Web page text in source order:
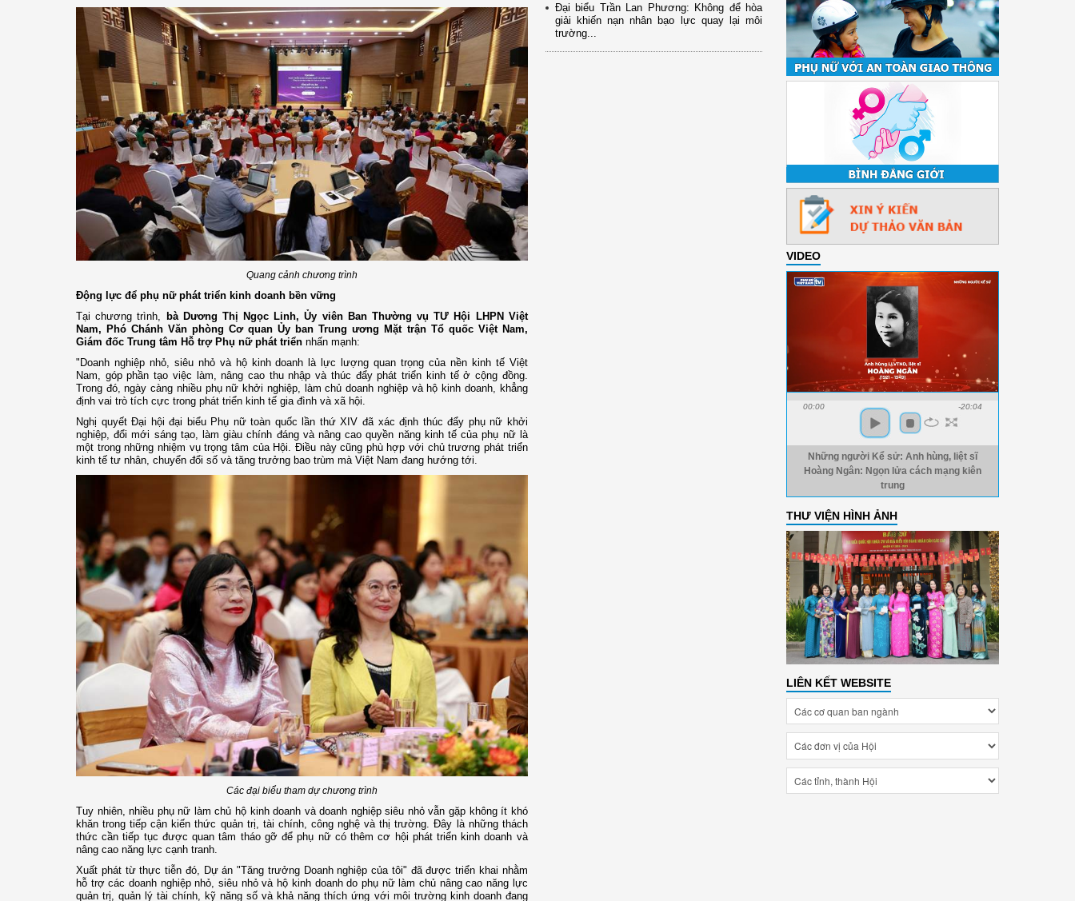
Quang cảnh chương trình
Động lực để phụ nữ phát triển kinh doanh bền vững
Tại chương trình,
bà Dương Thị Ngọc Linh, Ủy viên Ban Thường vụ TƯ Hội LHPN Việt
Nam, Phó Chánh Văn phòng Cơ quan Ủy ban Trung ương Mặt trận Tổ quốc Việt Nam,
Giám đốc Trung tâm Hỗ trợ Phụ nữ phát triển nhấn mạnh:
"Doanh nghiệp nhỏ, siêu nhỏ và hộ kinh doanh là lực lượng quan trọng của nền kinh tế Việt
Nam, góp phần tạo việc làm, nâng cao thu nhập và thúc đẩy phát triển kinh tế ở cộng đồng.
Trong đó, ngày càng nhiều phụ nữ khởi nghiệp, làm chủ doanh nghiệp và hộ kinh doanh, khẳng
định vai trò tích cực trong phát triển kinh tế gia đình và xã hội.
Nghị quyết Đại hội đại biểu Phụ nữ toàn quốc lần thứ XIV đã xác định thúc đẩy phụ nữ khởi
nghiệp, đổi mới sáng tạo, làm giàu chính đáng và nâng cao quyền năng kinh tế của phụ nữ là
một trong những nhiệm vụ trọng tâm của Hội. Điều này cũng phù hợp với chủ trương phát triển
kinh tế tư nhân, chuyển đổi số và tăng trưởng bao trùm mà Việt Nam đang hướng tới.
Các đại biểu tham dự chương trình
Tuy nhiên, nhiều phụ nữ làm chủ hộ kinh doanh và doanh nghiệp siêu nhỏ vẫn gặp không ít khó
khăn trong tiếp cận kiến thức quản trị, tài chính, công nghệ và thị trường. Đây là những thách
thức cần tiếp tục được quan tâm tháo gỡ để phụ nữ có thêm cơ hội phát triển kinh doanh và
nâng cao năng lực cạnh tranh.
Xuất phát từ thực tiễn đó, Dự án "Tăng trưởng Doanh nghiệp của tôi" đã được triển khai nhằm
hỗ trợ các doanh nghiệp nhỏ, siêu nhỏ và hộ kinh doanh do phụ nữ làm chủ nâng cao năng lực
quản trị, quản lý tài chính, kỹ năng số và khả năng thích ứng với môi trường kinh doanh đang
Đại biểu Trần Lan Phương: Không để hòa
giải khiến nạn nhân bạo lực quay lại môi
trường...
VIDEO
00:00 -20:04
Những người Kể sử: Anh hùng, liệt sĩ
Hoàng Ngân: Ngọn lửa cách mạng kiên
trung
THƯ VIỆN HÌNH ẢNH
LIÊN KẾT WEBSITE